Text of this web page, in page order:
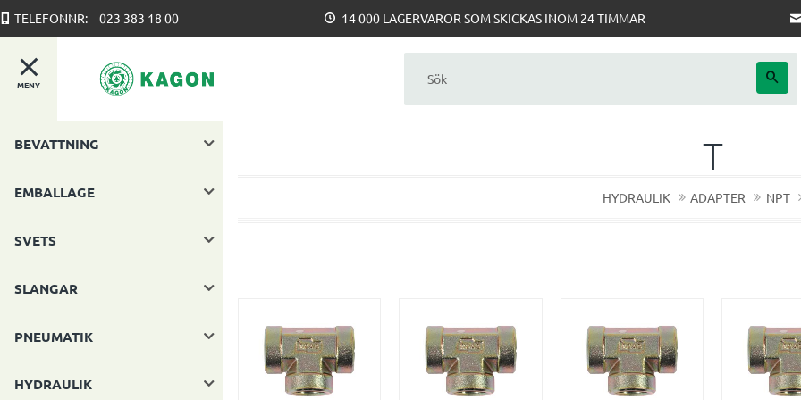
TELEFONNR: 023 383 18 00 14 000 LAGERVAROR SOM SKICKAS INOM 24 TIMMAR
MENY
T
HYDRAULIK ADAPTER NPT
BEVATTNING
EMBALLAGE
SVETS
SLANGAR
PNEUMATIK
HYDRAULIK